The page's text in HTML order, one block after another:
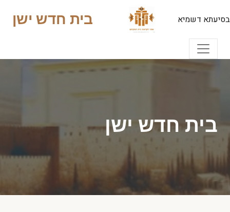
בסיעתא דשמיא בית חדש ישן
בית חדש ישן